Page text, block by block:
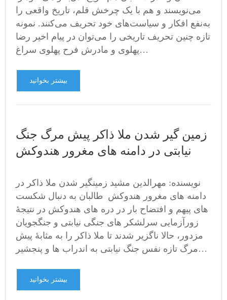
می‌نویسند و هم با یک چرخش قلم، تاریخ واقعی را
به‌نفع افکار و سیاست‌های خود تحریف می‌کنند. نمونه‌
تازه چنین تحریف تاریخی را می‌توان در پیام اخیر رضا
پهلوی و مادرش فرح پهلوی سراغ…
بیشتر بخوانید
زمین گیر شدن ملا ذاکر پیش مرگ جنگ
نیابتی در دامنه های مغرور هندوکش
نویسنده: مهرالدین مشید زمینگیر شدن ملا ذاکر در
دامنه های مغرور هندوکش طالبان به دنبال شکست
های پیهم و افتضاح بار در دره های هندوکش در نتیجۀ
زورآزمایی سرلشکر های جنگی نیابتی و جنگجویان
مزدور، حالا ناگزیر شدند تا ملا ذاکر را به مثابۀ پیش
مرگ تازه نفس جنگ نیابتی به اندراب ها و پنجشیر…
بیشتر بخوانید